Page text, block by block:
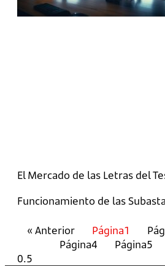
El Mercado de las Letras del
Funcionamiento de las
« Anterior Página1
Página4 Página5